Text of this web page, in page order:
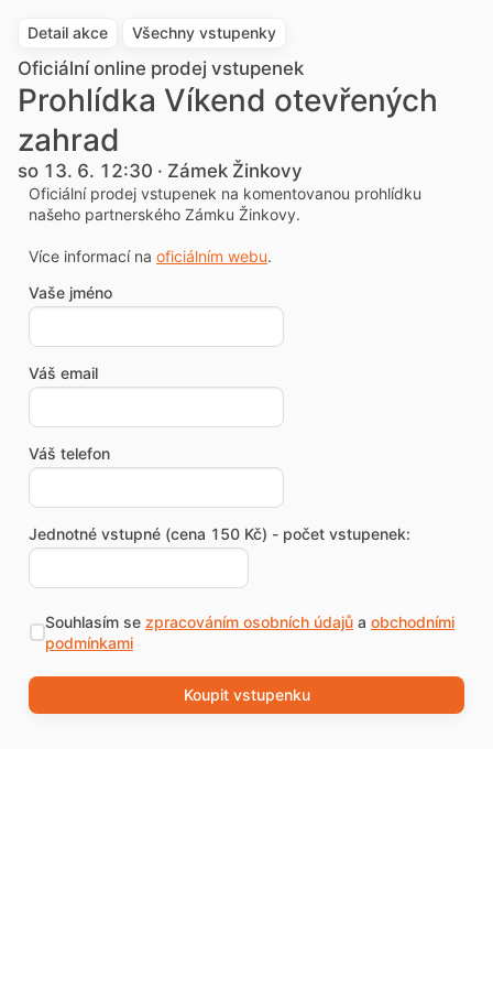
Detail akce Všechny vstupenky
Oficiální online prodej vstupenek
Prohlídka Víkend otevřených
zahrad
so 13. 6. 12:30 · Zámek Žinkovy
Oficiální prodej vstupenek na komentovanou prohlídku
našeho partnerského Zámku Žinkovy.
Více informací na oficiálním webu.
Vaše jméno
Váš email
Váš telefon
Jednotné vstupné (cena 150 Kč) - počet vstupenek:
Souhlasím se zpracováním osobních údajůa obchodními
podmínkami
Koupit vstupenku